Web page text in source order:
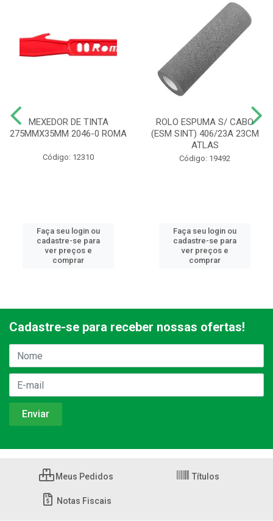
MEXEDOR DE TINTA
275MMX35MM 2046-0 ROMA
Código: 12310
Faça seu login ou
cadastre-se para
ver preços e
comprar
ROLO ESPUMA S/ CABO
(ESM SINT) 406/23A 23CM
ATLAS
Código: 19492
Faça seu login ou
cadastre-se para
ver preços e
comprar
Cadastre-se para receber nossas ofertas!
Meus Pedidos Títulos
Notas Fiscais